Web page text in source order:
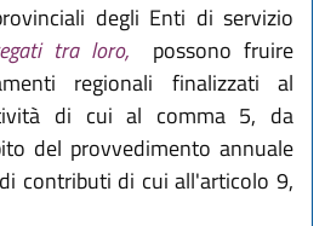
degli Enti di servizio
tra loro,
possono fruire
regionali finalizzati al
di cui al comma 5, da
del provvedimento annuale
contributi di cui all'articolo 9,